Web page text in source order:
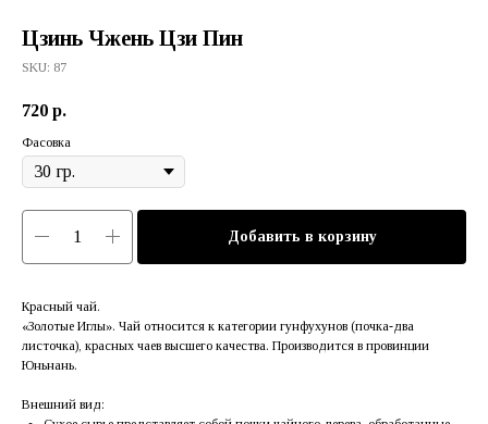
Цзинь Чжень Цзи Пин
SKU: 87
720 р.
Фасовка
Добавить в корзину
Красный чай.
«Золотые Иглы». Чай относится к категории гунфухунов (почка-два
листочка), красных чаев высшего качества. Производится в провинции
Юньнань.
Внешний вид: